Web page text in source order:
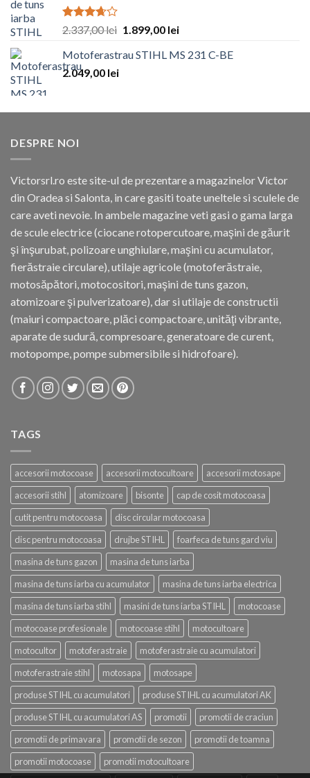
Evaluat
3.67
din 5
2.337,00lei 1.899,00 lei
Motoferastrau STIHL MS 231 C-BE
2.049,00 lei
DESPRE NOI
Victorsrl.ro este site-ul de prezentare a magazinelor Victor
din Oradea si Salonta, in care gasiti toate uneltele si sculele de
care aveti nevoie. In ambele magazine veti gasi o gama larga
de scule electrice (ciocane rotopercutoare, maşini de găurit
şi înşurubat, polizoare unghiulare, maşini cu acumulator,
fierăstraie circulare), utilaje agricole (motoferăstraie,
motosăpători, motocositori, maşini de tuns gazon,
atomizoare şi pulverizatoare), dar si utilaje de constructii
(maiuri compactoare, plăci compactoare, unităţi vibrante,
aparate de sudură, compresoare, generatoare de curent,
motopompe, pompe submersibile si hidrofoare).
TAGS
accesorii motocoase accesorii motocultoare
accesorii motosape
accesorii stihl
atomizoare bisonte
cap de cosit motocoasa
cutit pentru motocoasa
disc circular motocoasa
disc pentru motocoasa
drujbe STIHL
foarfeca de tuns gard viu
masina de tuns gazon
masina de tuns iarba
masina de tuns iarba cu acumulator
masina de tuns iarba electrica
masina de tuns iarba stihl
masini de tuns iarba STIHL
motocoase
motocoase profesionale
motocoase stihl
motocultoare
motocultor
motoferastraie
motoferastraie cu acumulatori
motoferastraie stihl
motosapa
motosape
produse STIHL cu acumulatori
produse STIHL cu acumulatori AK
produse STIHL cu acumulatori AS
promotii
promotii de craciun
promotii de primavara
promotii de sezon
promotii de toamna
promotii motocoase
promotii motocultoare